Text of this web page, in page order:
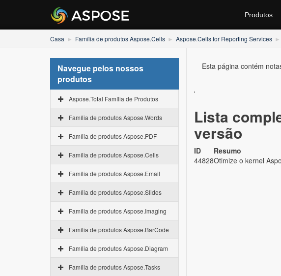
Produtos
Casa Família de produtos Aspose.Cells Aspose.Cells for Reporting Services
Navegue pelos nossos
produtos
Aspose.Total Família de Produtos
Família de produtos Aspose.Words
Família de produtos Aspose.PDF
Família de produtos Aspose.Cells
Família de produtos Aspose.Email
Família de produtos Aspose.Slides
Família de produtos Aspose.Imaging
Família de produtos Aspose.BarCode
Família de produtos Aspose.Diagram
Família de produtos Aspose.Tasks
Esta página contém
'
Lista
versão
ID Resumo
44828Otimize o kernel